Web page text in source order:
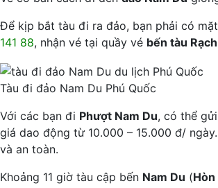
Để kịp bắt tàu đi ra đảo, bạn phải có
141 88, nhận vé tại quầy vé bến tàu
Tàu đi đảo Nam Du Phú Quốc
Với các bạn đi Phượt Nam Du, có thể
giá dao động từ 10.000 – 15.000 đ/
và an toàn.
Khoảng 11 giờ tàu cập bến Nam Du (Hòn